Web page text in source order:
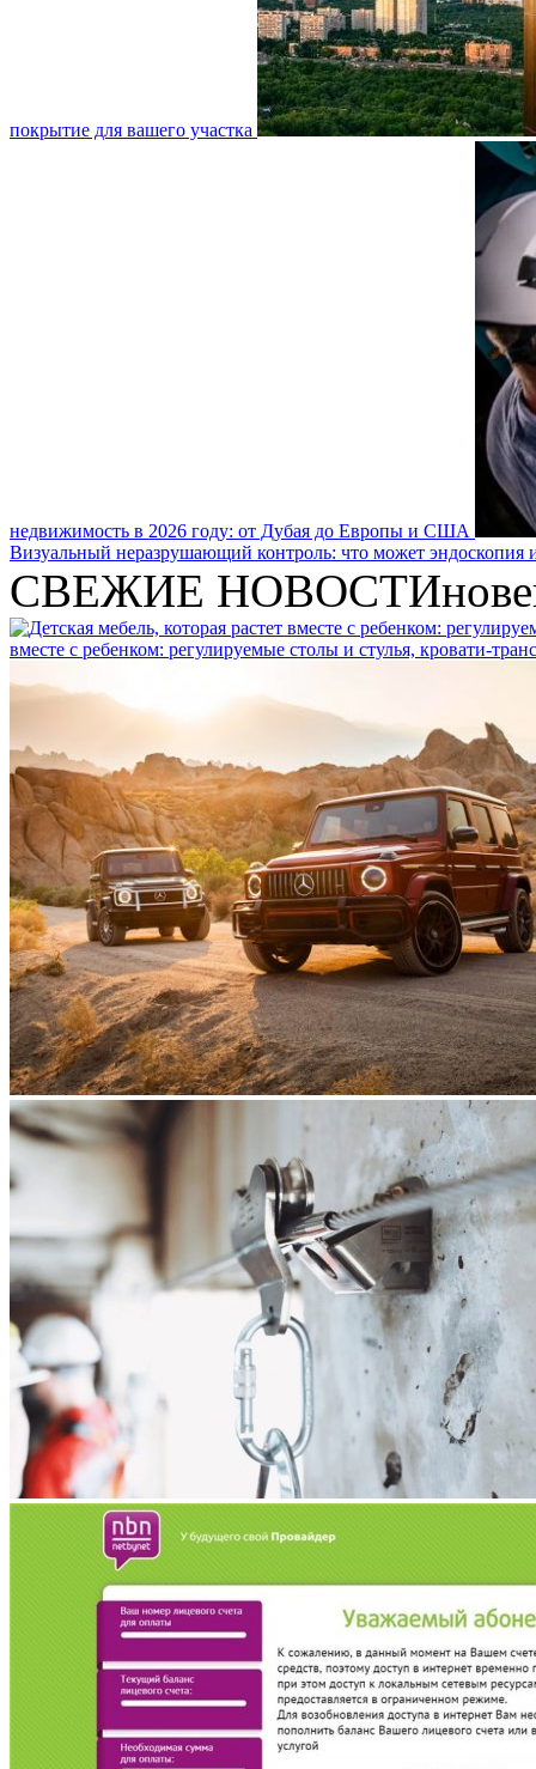
покрытие для вашего участка
недвижимость в 2026 году: от Дубая до Европы и США
Визуальный неразрушающий контроль: что может эндоскопия
СВЕЖИЕ НОВОСТИ
вместе с ребенком: регулируемые столы и стулья, кровати-